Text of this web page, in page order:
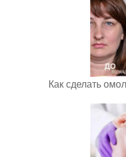
Как сделать